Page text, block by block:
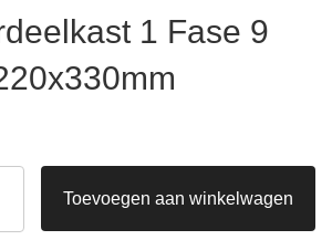
1 Fase 9
Toevoegen aan winkelwagen